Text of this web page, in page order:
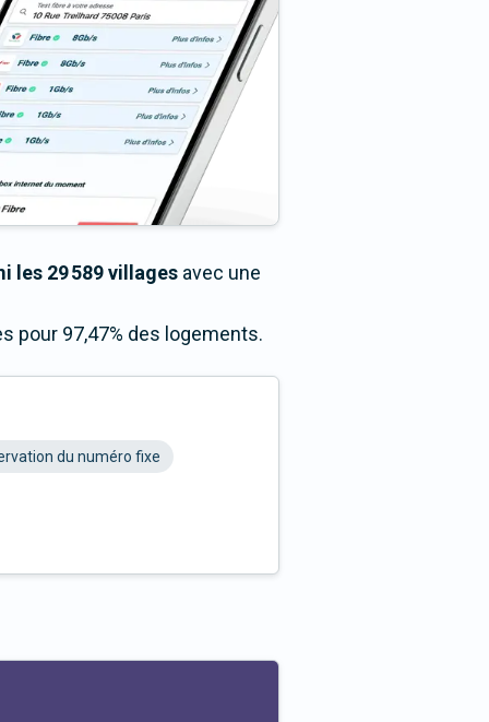
les 29 589 villages avec une
pour 97,47% des logements.
du numéro fixe